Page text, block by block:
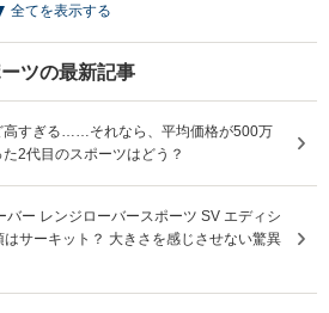
全てを表示する
ツの最新記事
高すぎる……それなら、平均価格が500万
2代目のスポーツはどう？
バー レンジローバースポーツ SV エディシ
サーキット？ 大きさを感じさせない驚異